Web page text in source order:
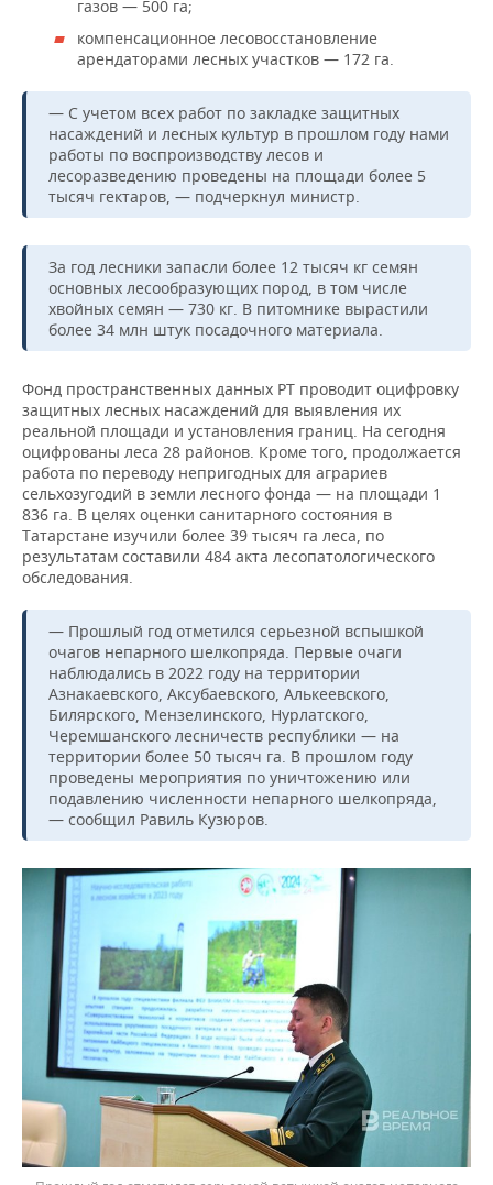
газов — 500 га;
компенсационное лесовосстановление
арендаторами лесных участков — 172 га.
— С учетом всех работ по закладке защитных
насаждений и лесных культур в прошлом году нами
работы по воспроизводству лесов и
лесоразведению проведены на площади более 5
тысяч гектаров, — подчеркнул министр.
За год лесники запасли более 12 тысяч кг семян
основных лесообразующих пород, в том числе
хвойных семян — 730 кг. В питомнике вырастили
более 34 млн штук посадочного материала.
Фонд пространственных данных РТ проводит оцифровку
защитных лесных насаждений для выявления их
реальной площади и установления границ. На сегодня
оцифрованы леса 28 районов. Кроме того, продолжается
работа по переводу непригодных для аграриев
сельхозугодий в земли лесного фонда — на площади 1
836 га. В целях оценки санитарного состояния в
Татарстане изучили более 39 тысяч га леса, по
результатам составили 484 акта лесопатологического
обследования.
— Прошлый год отметился серьезной вспышкой
очагов непарного шелкопряда. Первые очаги
наблюдались в 2022 году на территории
Азнакаевского, Аксубаевского, Алькеевского,
Билярского, Мензелинского, Нурлатского,
Черемшанского лесничеств республики — на
территории более 50 тысяч га. В прошлом году
проведены мероприятия по уничтожению или
подавлению численности непарного шелкопряда,
— сообщил Равиль Кузюров.